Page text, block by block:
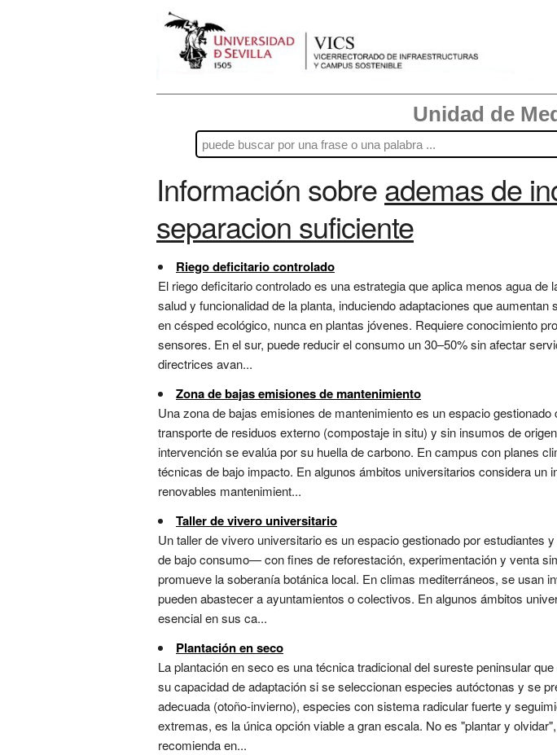
Unidad de
Información sobreademas de
separacion suficiente
Riego deficitario controlado
El riego deficitario controlado es una estrategia que aplica menos agua
salud y funcionalidad de la planta, induciendo adaptaciones que
en césped ecológico, nunca en plantas jóvenes. Requiere conocimiento
sensores. En el sur, puede reducir el consumo un 30–50% sin afectar
directrices avan...
Zona de bajas emisiones de mantenimiento
Una zona de bajas emisiones de mantenimiento es un espacio
transporte de residuos externo (compostaje in situ) y sin insumos de
intervención se evalúa por su huella de carbono. En campus con planes
técnicas de bajo impacto. En algunos ámbitos universitarios considera
renovables mantenimient...
Taller de vivero universitario
Un taller de vivero universitario es un espacio gestionado por
de bajo consumo— con fines de reforestación, experimentación y venta
promueve la soberanía botánica local. En climas mediterráneos, se usan
pueden abastecer a ayuntamientos o colectivos. En algunos ámbitos
esencial en sus ca...
Plantación en seco
La plantación en seco es una técnica tradicional del sureste peninsular
su capacidad de adaptación si se seleccionan especies autóctonas y se
adecuada (otoño-invierno), especies con sistema radicular fuerte y
extremas, es la única opción viable a gran escala. No es "plantar y
recomienda en...